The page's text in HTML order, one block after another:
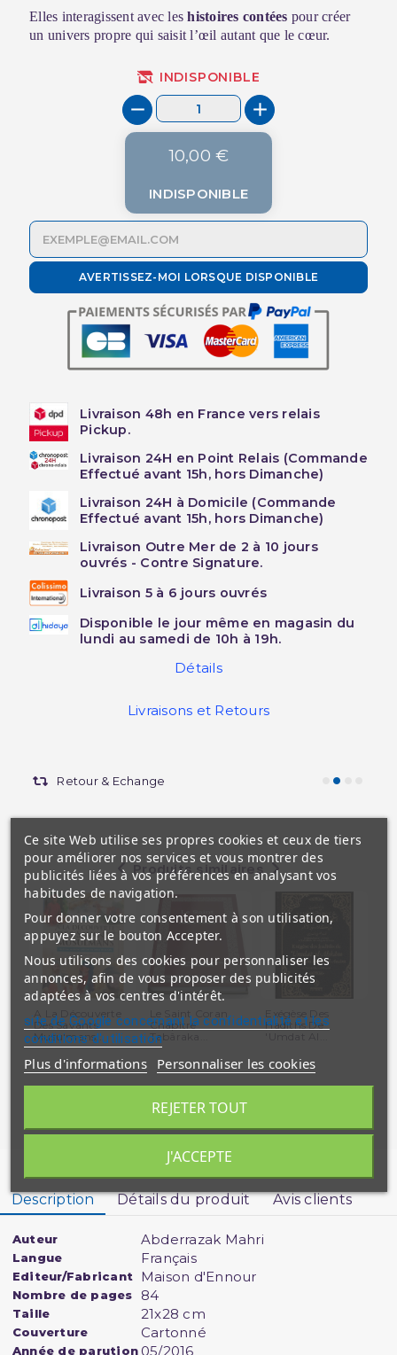
Elles interagissent avec leshistoires contées pour créer
un univers propre qui saisit l’œil autant que le cœur.
INDISPONIBLE
10,00 €
INDISPONIBLE
AVERTISSEZ-MOI LORSQUE DISPONIBLE
Livraison 48h en France vers relais
Pickup.
Livraison 24H en Point Relais (Commande
Effectué avant 15h, hors Dimanche)
Livraison 24H à Domicile (Commande
Effectué avant 15h, hors Dimanche)
Livraison Outre Mer de 2 à 10 jours
ouvrés - Contre Signature.
Livraison 5 à 6 jours ouvrés
Disponible le jour même en magasin du
lundi au samedi de 10h à 19h.
Détails
Livraisons et Retours
Retour & Echange
Produits similaires
A La Découverte
Des Savants
Musulmans...
Le Saint Coran
Chapitre
Tabâraka...
Exégèse Des
Hadiths De
Description Détails du produit Avis clients
Auteur Abderrazak Mahri
Langue Français
Editeur/Fabricant Maison d'Ennour
Nombre de pages 84
Taille 21x28 cm
Couverture Cartonné
Année de parution 05/2016
Ce site Web utilise ses propres cookies et ceux de tiers
pour améliorer nos services et vous montrer des
publicités liées à vos préférences en analysant vos
habitudes de navigation.
Pour donner votre consentement à son utilisation,
appuyez sur le bouton Accepter.
Nous utilisons des cookies pour personnaliser les
annonces, afin de vous proposer des publicités
adaptées à vos centres d'intérêt.
site de Google concernant la confidentialité et les
conditions d'utilisation
Plus d'informations Personnaliser les cookies
REJETER TOUT
J'ACCEPTE